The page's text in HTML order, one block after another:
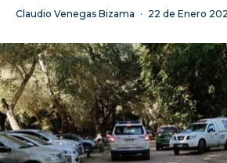
Claudio Venegas Bizama · 22 de Enero